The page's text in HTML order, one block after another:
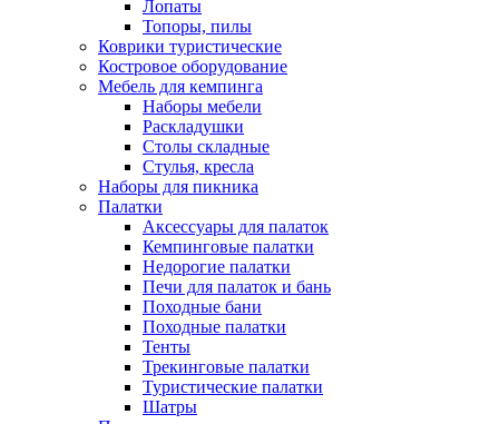
Лопаты
Топоры, пилы
Коврики туристические
Костровое оборудование
Мебель для кемпинга
Наборы мебели
Раскладушки
Столы складные
Стулья, кресла
Наборы для пикника
Палатки
Аксессуары для палаток
Кемпинговые палатки
Недорогие палатки
Печи для палаток и бань
Походные бани
Походные палатки
Тенты
Трекинговые палатки
Туристические палатки
Шатры